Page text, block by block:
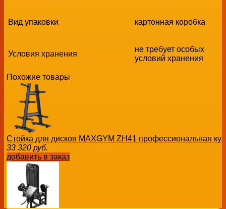
Вид упаковки картонная коробка
Условия хранения
не требует особых
условий хранения
Похожие товары
Стойка для дисков MAXGYM ZH41 профессиональная
33 320 руб.
добавить в заказ